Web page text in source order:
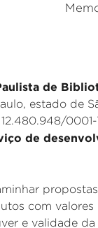
de
estado de
de
com
e validade